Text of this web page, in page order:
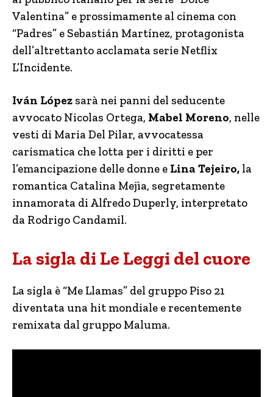
Valentina” e prossimamente al cinema con
“Padres” e Sebastián Martínez, protagonista
dell’altrettanto acclamata serie Netflix
L’Incidente.
Iván López sarà nei panni del seducente
avvocato Nicolas Ortega, Mabel Moreno, nelle
vesti di Maria Del Pilar, avvocatessa
carismatica che lotta per i diritti e per
l’emancipazione delle donne e Lina Tejeiro, la
romantica Catalina Mejìa, segretamente
innamorata di Alfredo Duperly, interpretato
da Rodrigo Candamil.
La sigla di Le Leggi del cuore
La sigla è “Me Llamas” del gruppo Piso 21
diventata una hit mondiale e recentemente
remixata dal gruppo Maluma.